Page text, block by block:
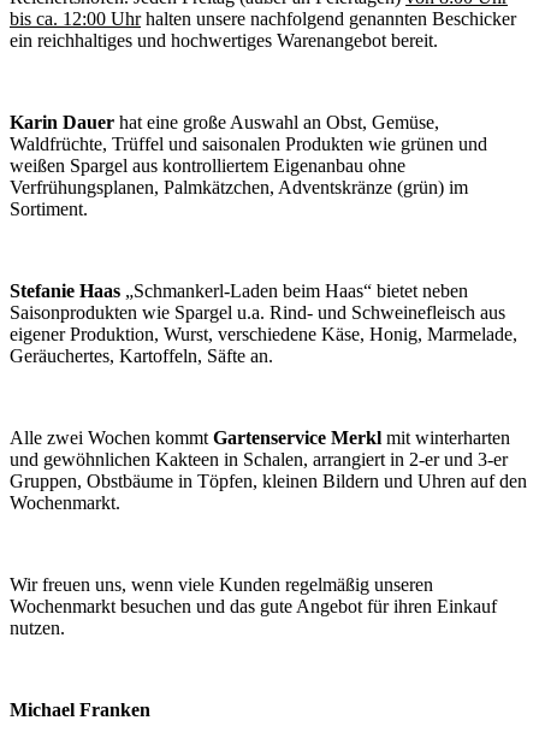
bis ca. 12:00 Uhrhalten unsere nachfolgend genannten Beschicker
ein reichhaltiges und hochwertiges Warenangebot bereit.
Karin Dauer hat eine große Auswahl an Obst, Gemüse,
Waldfrüchte, Trüffel und saisonalen Produkten wie grünen und
weißen Spargel aus kontrolliertem Eigenanbau ohne
Verfrühungsplanen, Palmkätzchen, Adventskränze (grün) im
Sortiment.
Stefanie Haas „Schmankerl-Laden beim Haas“ bietet neben
Saisonprodukten wie Spargel u.a. Rind- und Schweinefleisch aus
eigener Produktion, Wurst, verschiedene Käse, Honig, Marmelade,
Geräuchertes, Kartoffeln, Säfte an.
Alle zwei Wochen kommt Gartenservice Merkl mit winterharten
und gewöhnlichen Kakteen in Schalen, arrangiert in 2-er und 3-er
Gruppen, Obstbäume in Töpfen, kleinen Bildern und Uhren auf den
Wochenmarkt.
Wir freuen uns, wenn viele Kunden regelmäßig unseren
Wochenmarkt besuchen und das gute Angebot für ihren Einkauf
nutzen.
Michael Franken